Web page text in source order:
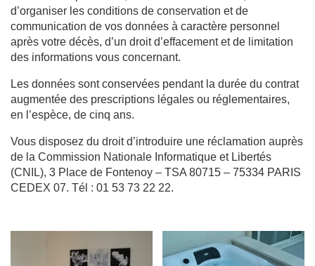
d’organiser les conditions de conservation et de
communication de vos données à caractère personnel
après votre décès, d’un droit d’effacement et de limitation
des informations vous concernant.
Les données sont conservées pendant la durée du contrat
augmentée des prescriptions légales ou réglementaires,
en l’espèce, de cinq ans.
Vous disposez du droit d’introduire une réclamation auprès
de la Commission Nationale Informatique et Libertés
(CNIL), 3 Place de Fontenoy – TSA 80715 – 75334 PARIS
CEDEX 07. Tél : 01 53 73 22 22.